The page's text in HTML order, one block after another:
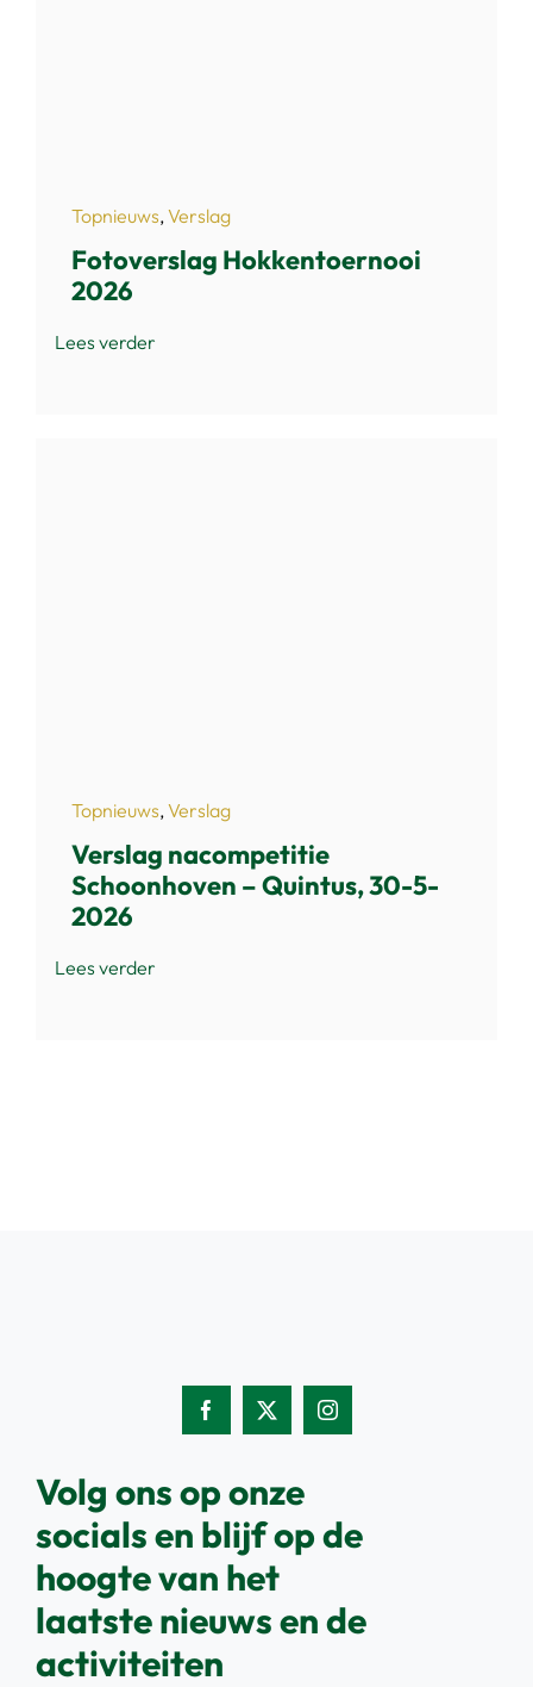
Topnieuws,Verslag
Fotoverslag Hokkentoernooi
2026
Lees verder
Topnieuws, Verslag
Verslag nacompetitie
Schoonhoven – Quintus, 30-5-
2026
Lees verder
Volg ons op onze
socials en blijf op de
hoogte van het
laatste nieuws en de
activiteiten